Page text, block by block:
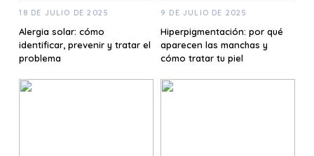
18 DE JULIO DE 2025
Alergia solar: cómo
identificar, prevenir y tratar el
problema
9 DE JULIO DE 2025
Hiperpigmentación: por qué
aparecen las manchas y
cómo tratar tu piel